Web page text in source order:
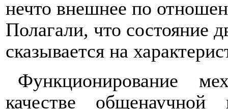
нечто внешнее по
Полагали, что состояние
сказывается на
Функционирование
качестве общенаучной